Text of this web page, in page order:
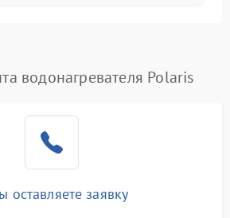
водонагревателя Polaris
оставляете заявку